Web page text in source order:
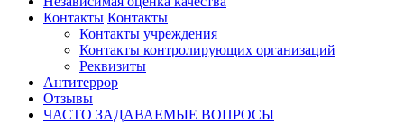
Контакты Контакты
Контакты учреждения
Контакты контролирующих организаций
Реквизиты
Антитеррор
Отзывы
ЧАСТО ЗАДАВАЕМЫЕ ВОПРОСЫ